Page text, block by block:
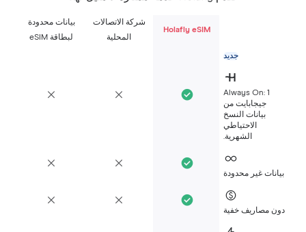
Holafly eSIM
شركة الاتصالات
بيانات محدودة
Always On: 1
جيجابايت من
بيانات النسخ
الاحتياطي
غير محدودة
مصاريف خفية